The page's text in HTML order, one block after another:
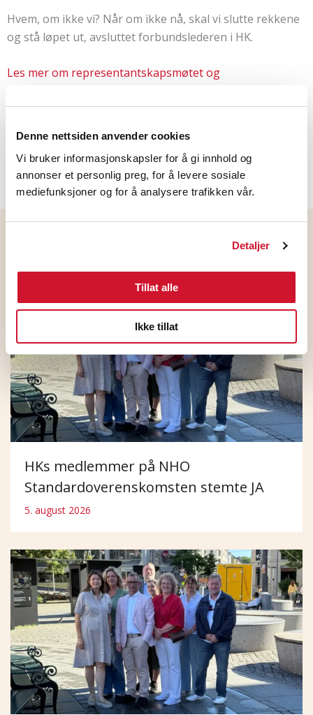
Denne nettsiden anvender cookies
Vi bruker informasjonskapsler for å gi innhold og
annonser et personlig preg, for å levere sosiale
mediefunksjoner og for å analysere trafikken vår.
Detaljer
Tillat alle
Ikke tillat
Hvem, om ikke vi? Når om ikke nå, skal vi slutte rekkene
og stå løpet ut, avsluttet forbundslederen i HK.
Les mer om representantskapsmøtet og
LinkedIn Facebook
HKs medlemmer på NHO
Standardoverenskomsten stemte JA
5. august 2026